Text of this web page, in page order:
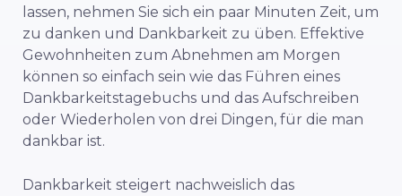
lassen, nehmen Sie sich ein paar Minuten Zeit, um
zu danken und Dankbarkeit zu üben. Effektive
Gewohnheiten zum Abnehmen am Morgen
können so einfach sein wie das Führen eines
Dankbarkeitstagebuchs und das Aufschreiben
oder Wiederholen von drei Dingen, für die man
dankbar ist.
Dankbarkeit steigert nachweislich das